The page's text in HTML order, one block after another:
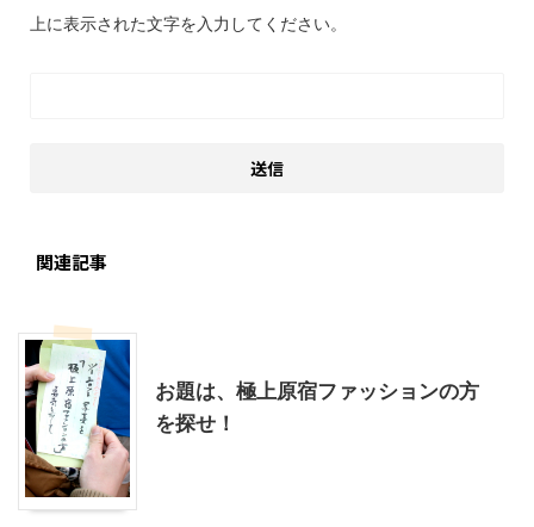
上に表示された文字を入力してください。
関連記事
お題は、極上原宿ファッションの方
を探せ！